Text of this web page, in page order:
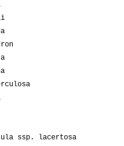
ssp. lacertosa